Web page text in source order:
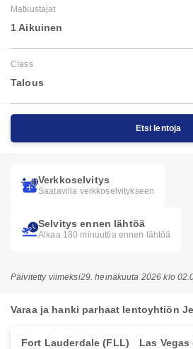
Matkustajat
1 Aikuinen
Class
Talous
Etsi lentoja
Verkkoselvitys
Saatavilla verkkoselvitykseen
Selvitys ennen lähtöä
Alkaa 180 minuuttia ennen lähtöä
Päivitetty viimeksi29. heinäkuuta 2026 klo
Varaa ja hanki parhaat lentoyhtiön
Fort Lauderdale (FLL) Las Vegas